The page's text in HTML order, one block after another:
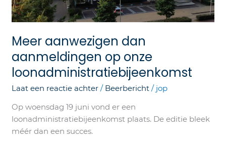
Meer aanwezigen dan
aanmeldingen op onze
loonadministratiebijeenkomst
Laat een reactie achter / Beerbericht / jop
Op woensdag 19 juni vond er een
loonadministratiebijeenkomst plaats. De editie bleek
méér dan een succes.
onze
loonadministratiebijeenkomst